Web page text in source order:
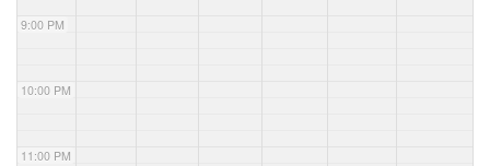
9:00 PM
10:00 PM
11:00 PM